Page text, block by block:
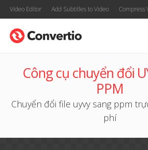
Video Editor Add Subtitles to Video Compress
Công cụ chuyển đổi
PPM
Chuyển đổi file uyvy sang ppm
phí